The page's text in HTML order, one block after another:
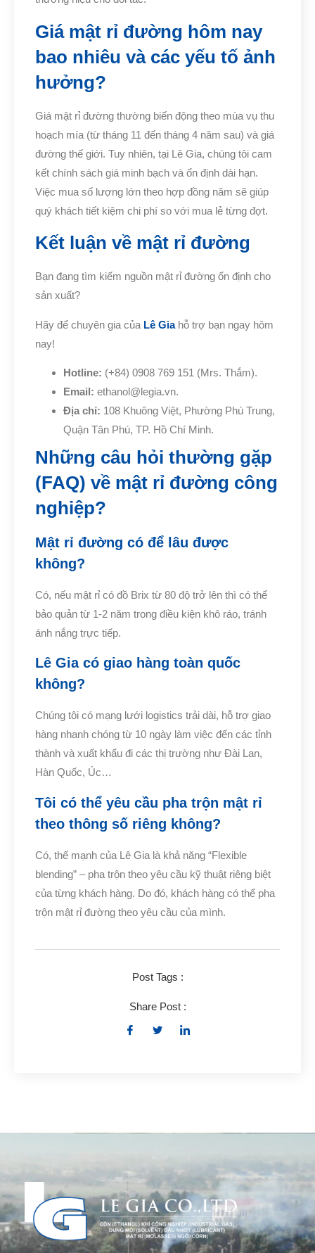
Giá mật rỉ đường hôm nay
bao nhiêu và các yếu tố ảnh
hưởng?
Giá mật rỉ đường thường biến động theo mùa vụ thu
hoạch mía (từ tháng 11 đến tháng 4 năm sau) và giá
đường thế giới. Tuy nhiên, tại Lê Gia, chúng tôi cam
kết chính sách giá minh bạch và ổn định dài hạn.
Việc mua số lượng lớn theo hợp đồng năm sẽ giúp
quý khách tiết kiệm chi phí so với mua lẻ từng đợt.
Kết luận về mật rỉ đường
Bạn đang tìm kiếm nguồn mật rỉ đường ổn định cho
sản xuất?
Hãy để chuyên gia của Lê Giahỗ trợ bạn ngay hôm
nay!
Hotline: (+84) 0908 769 151 (Mrs. Thắm).
Email: ethanol@legia.vn.
Địa chỉ: 108 Khuông Việt, Phường Phú Trung,
Quận Tân Phú, TP. Hồ Chí Minh.
Những câu hỏi thường gặp
(FAQ) về mật rỉ đường công
nghiệp?
Mật rỉ đường có để lâu được
không?
Có, nếu mật rỉ có đồ Brix từ 80 độ trở lên thì có thể
bảo quản từ 1-2 năm trong điều kiện khô ráo, tránh
ánh nắng trực tiếp.
Lê Gia có giao hàng toàn quốc
không?
Chúng tôi có mạng lưới logistics trải dài, hỗ trợ giao
hàng nhanh chóng từ 10 ngày làm việc đến các tỉnh
thành và xuất khẩu đi các thị trường như Đài Lan,
Hàn Quốc, Úc…
Tôi có thể yêu cầu pha trộn mật rỉ
theo thông số riêng không?
Có, thế mạnh của Lê Gia là khả năng “Flexible
blending” – pha trộn theo yêu cầu kỹ thuật riêng biệt
của từng khách hàng. Do đó, khách hàng có thể pha
trộn mật rỉ đường theo yêu cầu của mình.
Post Tags :
Share Post :